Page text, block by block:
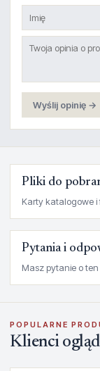
Wyślij opinię →
Pliki do
Karty katalogowe i
Pytania i
Masz pytanie o
POPULARNE
Klienci